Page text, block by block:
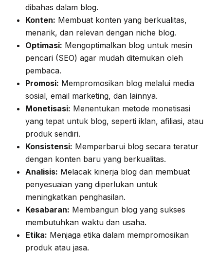
dibahas dalam blog.
Konten: Membuat konten yang berkualitas,
menarik, dan relevan dengan niche blog.
Optimasi: Mengoptimalkan blog untuk mesin
pencari (SEO) agar mudah ditemukan oleh
pembaca.
Promosi: Mempromosikan blog melalui media
sosial, email marketing, dan lainnya.
Monetisasi: Menentukan metode monetisasi
yang tepat untuk blog, seperti iklan, afiliasi, atau
produk sendiri.
Konsistensi: Memperbarui blog secara teratur
dengan konten baru yang berkualitas.
Analisis: Melacak kinerja blog dan membuat
penyesuaian yang diperlukan untuk
meningkatkan penghasilan.
Kesabaran: Membangun blog yang sukses
membutuhkan waktu dan usaha.
Etika: Menjaga etika dalam mempromosikan
produk atau jasa.